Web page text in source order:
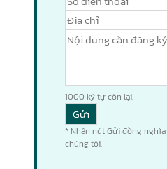
1000 ký tự còn lại.
* Nhấn nút Gửi đồng
chúng tôi.